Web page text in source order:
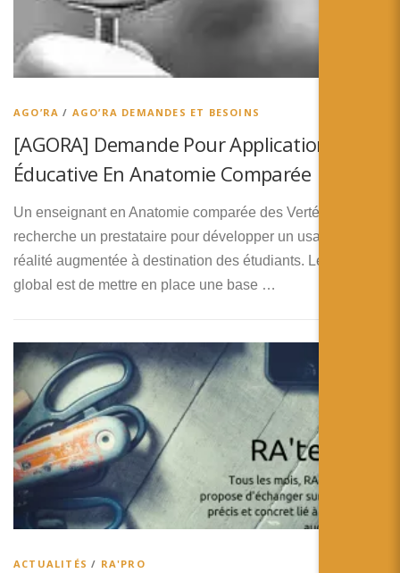
AGO’RA / AGO’RA DEMANDES ET BESOINS
[AGORA] Demande Pour Application
Éducative En Anatomie Comparée
Un enseignant en Anatomie comparée des Vertébrés
recherche un prestataire pour développer un usage de la
réalité augmentée à destination des étudiants. Le projet
global est de mettre en place une base …
ACTUALITÉS / RA'PRO